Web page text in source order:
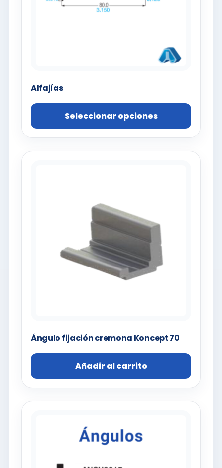
Alfajías
Seleccionar opciones
Ángulo fijación cremona Koncept 70
Añadir al carrito